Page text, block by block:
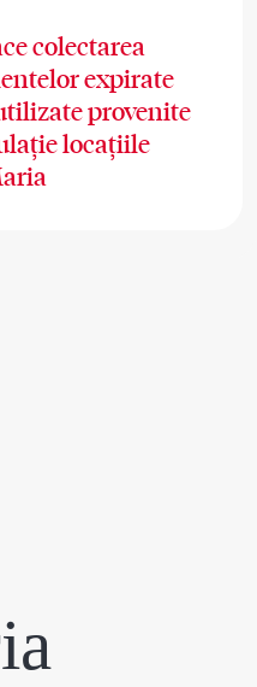
colectarea
expirate
provenite
locațiile